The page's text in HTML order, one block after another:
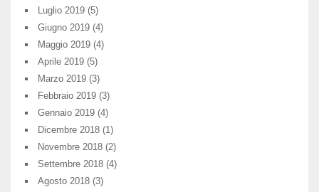
Luglio 2019 (5)
Giugno 2019 (4)
Maggio 2019 (4)
Aprile 2019 (5)
Marzo 2019 (3)
Febbraio 2019 (3)
Gennaio 2019 (4)
Dicembre 2018 (1)
Novembre 2018 (2)
Settembre 2018 (4)
Agosto 2018 (3)